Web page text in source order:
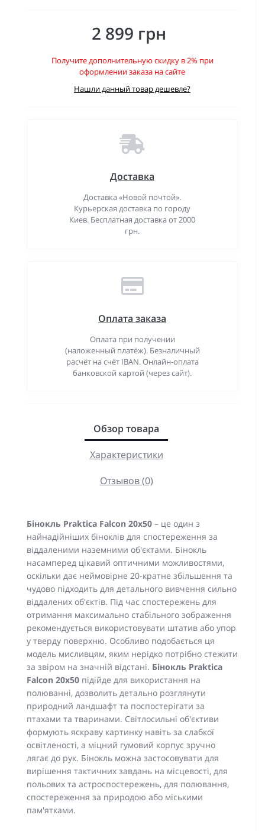
2 899 грн
Получите дополнительную скидку в 2% при
оформлении заказа на сайте
Нашли данный товар дешевле?
Доставка
Доставка «Новой почтой».
Курьерская доставка по городу
Киев. Бесплатная доставка от 2000
грн.
Оплата заказа
Оплата при получении
(наложенный платёж). Безналичный
расчёт на счёт IBAN. Онлайн-оплата
банковской картой (через сайт).
Обзор товара
Характеристики
Отзывов (0)
Бінокль Praktica Falcon 20x50 – це один з
найнадійніших біноклів для спостереження за
віддаленими наземними об'єктами. Бінокль
насамперед цікавий оптичними можливостями,
оскільки дає неймовірне 20-кратне збільшення та
чудово підходить для детального вивчення сильно
віддалених об'єктів. Під час спостережень для
отримання максимально стабільного зображення
рекомендується використовувати штатив або упор
у тверду поверхню. Особливо подобається ця
модель мисливцям, яким нерідко потрібно стежити
за звіром на значній відстані. Бінокль Praktica
Falcon 20x50 підійде для використання на
полюванні, дозволить детально розглянути
природний ландшафт та поспостерігати за
птахами та тваринами. Світлосильні об'єктиви
формують яскраву картинку навіть за слабкої
освітленості, а міцний гумовий корпус зручно
лягає до рук. Бінокль можна застосовувати для
вирішення тактичних завдань на місцевості, для
польових та астроспостережень, для полювання,
спостереження за природою або міськими
пам'ятками.